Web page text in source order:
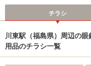
チラシ
川東駅（福島県）周辺の
用品のチラシ一覧